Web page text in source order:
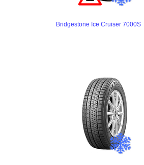
Bridgestone Ice Cruiser 7000S